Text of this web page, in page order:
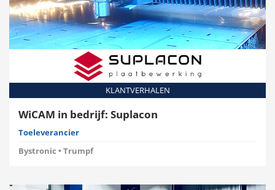
KLANTVERHALEN
WiCAM in bedrijf: Suplacon
Toeleverancier
Bystronic • Trumpf